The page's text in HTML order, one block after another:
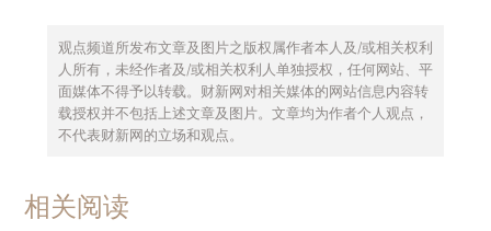
观点频道所发布文章及图片之版权属作者本人及/或相关权利
人所有，未经作者及/或相关权利人单独授权，任何网站、平
面媒体不得予以转载。财新网对相关媒体的网站信息内容转
载授权并不包括上述文章及图片。文章均为作者个人观点，
不代表财新网的立场和观点。
相关阅读